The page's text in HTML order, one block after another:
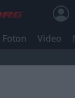
Foton Video